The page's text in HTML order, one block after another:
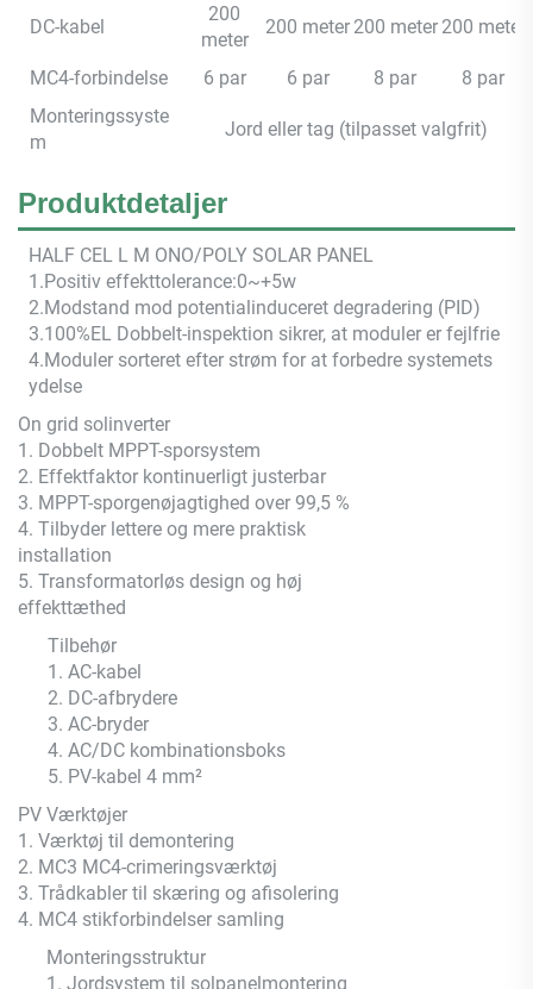
DC-kabel
200
meter
200 meter 200 meter 200 meter
MC4-forbindelse 6 par 6 par 8 par
8 par
Monteringssyste
m
Jord eller tag (tilpasset valgfrit)
Produktdetaljer
HALF CEL L M ONO/POLY SOLAR PANEL
1.Positiv effekttolerance:0~+5w
2.Modstand mod potentialinduceret degradering (PID)
3.100%EL Dobbelt-inspektion sikrer, at moduler er fejlfrie
4.Moduler sorteret efter strøm for at forbedre systemets
ydelse
On grid solinverter
1. Dobbelt MPPT-sporsystem
2. Effektfaktor kontinuerligt justerbar
3. MPPT-sporgenøjagtighed over 99,5 %
4. Tilbyder lettere og mere praktisk
installation
5. Transformatorløs design og høj
effekttæthed
Tilbehør
1. AC-kabel
2. DC-afbrydere
3. AC-bryder
4. AC/DC kombinationsboks
5. PV-kabel 4 mm²
PV Værktøjer
1. Værktøj til demontering
2. MC3 MC4-crimeringsværktøj
3. Trådkabler til skæring og afisolering
4. MC4 stikforbindelser samling
Monteringsstruktur
1. Jordsystem til solpanelmontering